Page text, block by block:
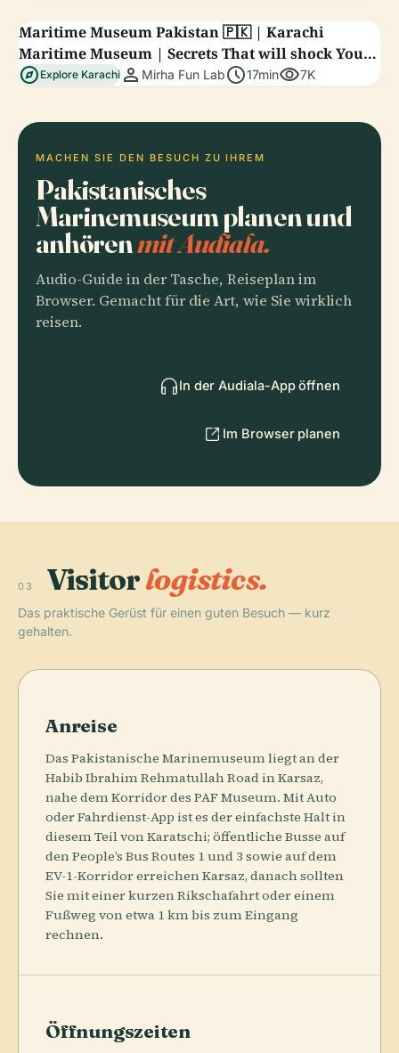
Maritime Museum Pakistan 🇵🇰 | Karachi
Maritime Museum | Secrets That will shock You!
😲
explore Explore Karachi person Mirha Fun Labschedule17minvisibility7K
MACHEN SIE DEN BESUCH ZU IHREM
Pakistanisches
Marinemuseum planen und
anhörenmit Audiala.
Audio-Guide in der Tasche, Reiseplan im
Browser. Gemacht für die Art, wie Sie wirklich
reisen.
In der Audiala-App öffnen
Im Browser planen
03 Visitorlogistics.
Das praktische Gerüst für einen guten Besuch — kurz
gehalten.
Anreise
Das Pakistanische Marinemuseum liegt an der
Habib Ibrahim Rehmatullah Road in Karsaz,
nahe dem Korridor des PAF Museum. Mit Auto
oder Fahrdienst-App ist es der einfachste Halt in
diesem Teil von Karatschi; öffentliche Busse auf
den People’s Bus Routes 1 und 3 sowie auf dem
EV-1-Korridor erreichen Karsaz, danach sollten
Sie mit einer kurzen Rikschafahrt oder einem
Fußweg von etwa 1 km bis zum Eingang
rechnen.
Öffnungszeiten